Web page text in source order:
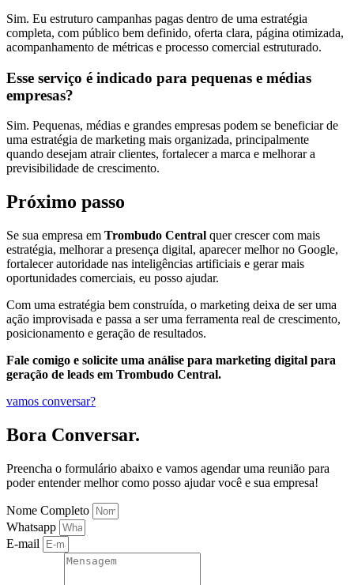
Sim. Eu estruturo campanhas pagas dentro de uma estratégia
completa, com público bem definido, oferta clara, página otimizada,
acompanhamento de métricas e processo comercial estruturado.
Esse serviço é indicado para pequenas e médias
empresas?
Sim. Pequenas, médias e grandes empresas podem se beneficiar de
uma estratégia de marketing mais organizada, principalmente
quando desejam atrair clientes, fortalecer a marca e melhorar a
previsibilidade de crescimento.
Próximo passo
Se sua empresa em Trombudo Central quer crescer com mais
estratégia, melhorar a presença digital, aparecer melhor no Google,
fortalecer autoridade nas inteligências artificiais e gerar mais
oportunidades comerciais, eu posso ajudar.
Com uma estratégia bem construída, o marketing deixa de ser uma
ação improvisada e passa a ser uma ferramenta real de crescimento,
posicionamento e geração de resultados.
Fale comigo e solicite uma análise para marketing digital para
geração de leads em Trombudo Central.
vamos conversar?
Bora Conversar.
Preencha o formulário abaixo e vamos agendar uma reunião para
poder entender melhor como posso ajudar você e sua empresa!
Nome Completo
Whatsapp
E-mail